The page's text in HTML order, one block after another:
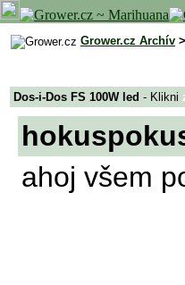
Grower.cz Archív >
Dos-i-Dos FS 100W led - Klikni
ahoj všem